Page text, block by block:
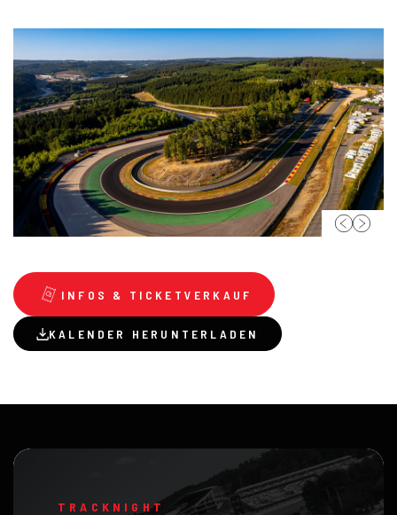
INFOS & TICKETVERKAUF
KALENDER HERUNTERLADEN
TRACKNIGHT